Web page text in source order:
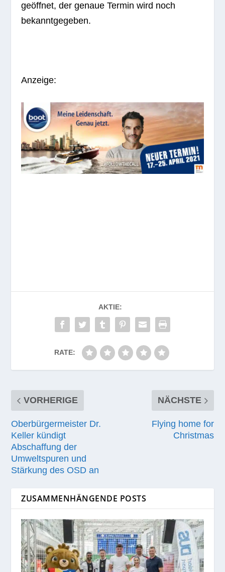
geöff­net, der genaue Ter­min wird noch
bekanntgegeben.
Anzeige:
AKTIE:
RATE:
VORHERIGE
Oberbürgermeister Dr.
Keller kündigt
Abschaffung der
Umweltspuren und
Stärkung des OSD an
NÄCHSTE
Flying home for
Christmas
ZUSAMMENHÄNGENDE POSTS